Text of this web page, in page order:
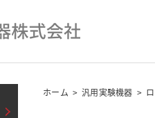
ホーム > 汎用実験機器 >